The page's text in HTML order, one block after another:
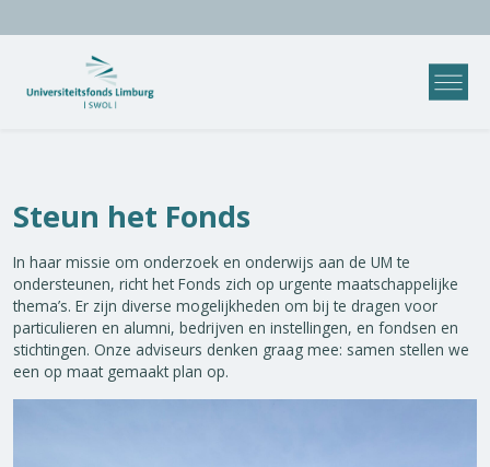
Steun het Fonds
In haar missie om onderzoek en onderwijs aan de UM te
ondersteunen, richt het Fonds zich op urgente maatschappelijke
thema’s. Er zijn diverse mogelijkheden om bij te dragen voor
particulieren en alumni, bedrijven en instellingen, en fondsen en
stichtingen. Onze adviseurs denken graag mee: samen stellen we
een op maat gemaakt plan op.